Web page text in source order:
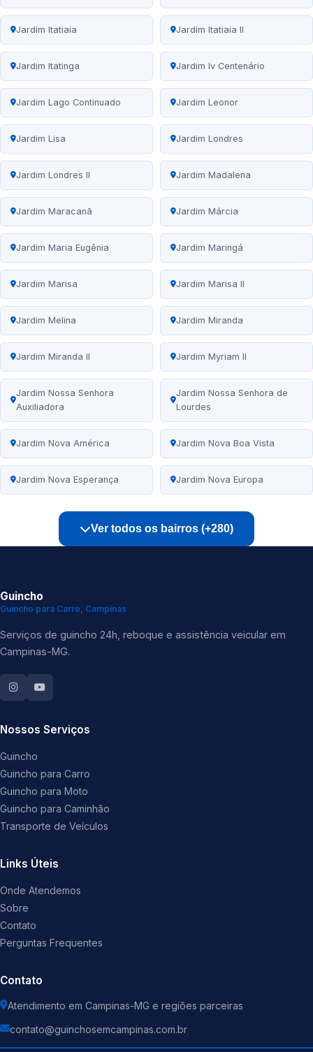
Jardim Itatiaia Jardim Itatiaia II
Jardim Itatinga Jardim Iv Centenário
Jardim Lago Continuado Jardim Leonor
Jardim Lisa Jardim Londres
Jardim Londres II Jardim Madalena
Jardim Maracanã Jardim Márcia
Jardim Maria Eugênia Jardim Maringá
Jardim Marisa Jardim Marisa II
Jardim Melina Jardim Miranda
Jardim Miranda II Jardim Myriam II
Jardim Nossa Senhora
Auxiliadora
Jardim Nossa Senhora de
Lourdes
Jardim Nova América Jardim Nova Boa Vista
Jardim Nova Esperança Jardim Nova Europa
Ver todos os bairros (+280)
Guincho
Guincho para Carro, Campinas
Serviços de guincho 24h, reboque e assistência veicular em
Campinas-MG.
Nossos Serviços
Guincho
Guincho para Carro
Guincho para Moto
Guincho para Caminhão
Transporte de Veículos
Links Úteis
Onde Atendemos
Sobre
Contato
Perguntas Frequentes
Contato
Atendimento em Campinas-MG e regiões parceiras
contato@guinchosemcampinas.com.br